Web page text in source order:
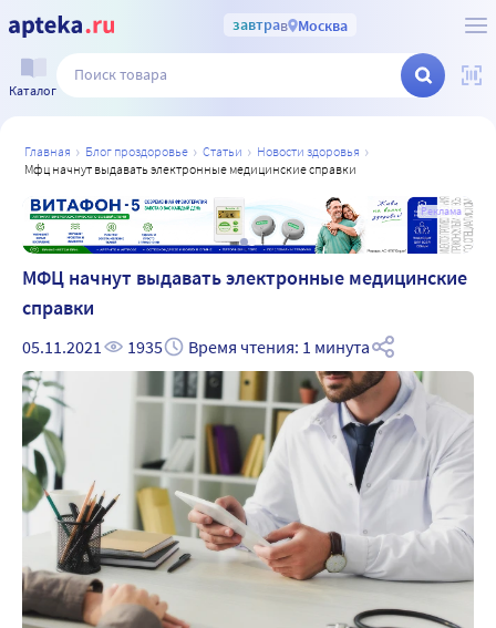
завтрав Москва
Каталог
главная блог проздоровье статьи
новости здоровья
мфц начнут выдавать электронные медицинские справки
Реклама
МФЦ начнут выдавать электронные медицинские
справки
05.11.2021 1935 Время чтения: 1 минута